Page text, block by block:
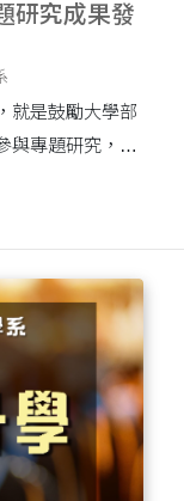
研究成果發
就是鼓勵大學部
與專題研究，提
許不大，但透
學們能體會....